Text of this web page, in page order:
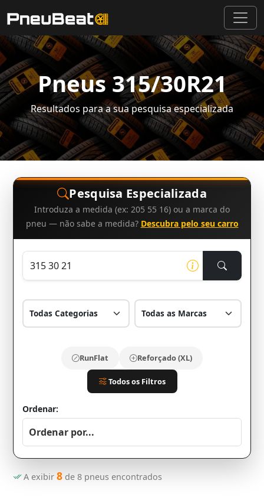
Pneus 315/30R21
Resultados para a sua pesquisa especializada
Pesquisa Especializada
Introduza a medida (ex: 205 55 16) ou a marca do
pneu — não sabe a medida? Descubra pelo seu carro
RunFlat Reforçado (XL)
Todos os Filtros
Ordenar:
A exibir 8 de 8 pneus encontrados